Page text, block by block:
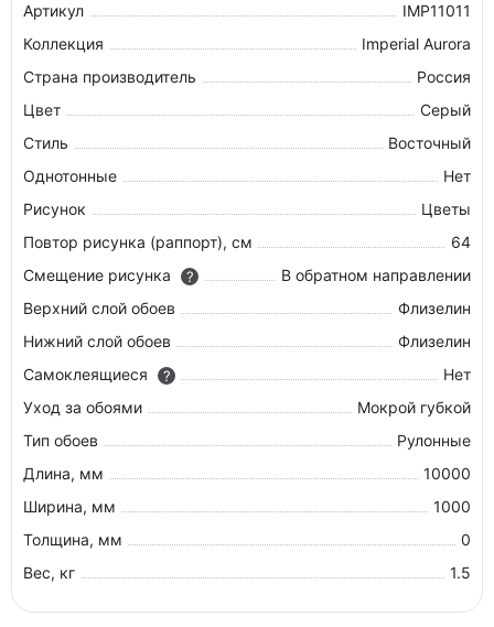
Артикул
IMP11011
Коллекция
Imperial Aurora
Страна производитель
Россия
Цвет
Серый
Стиль
Восточный
Однотонные
Нет
Рисунок
Цветы
Повтор рисунка (раппорт), см
64
Смещение рисунка
?
В обратном направлении
Верхний слой обоев
Флизелин
Нижний слой обоев
Флизелин
Самоклеящиеся
?
Нет
Уход за обоями
Мокрой губкой
Тип обоев
Рулонные
Длина, мм
10000
Ширина, мм
1000
Толщина, мм
0
Вес, кг
1.5